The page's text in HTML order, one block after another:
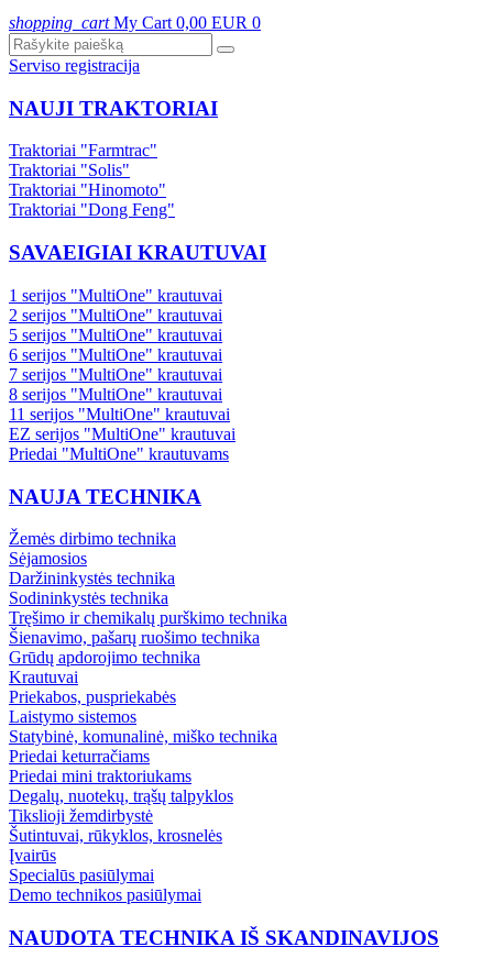
shopping_cart My Cart 0,00 EUR 0
Serviso registracija
NAUJI TRAKTORIAI
Traktoriai "Farmtrac"
Traktoriai "Solis"
Traktoriai "Hinomoto"
Traktoriai "Dong Feng"
SAVAEIGIAI KRAUTUVAI
1 serijos "MultiOne" krautuvai
2 serijos "MultiOne" krautuvai
5 serijos "MultiOne" krautuvai
6 serijos "MultiOne" krautuvai
7 serijos "MultiOne" krautuvai
8 serijos "MultiOne" krautuvai
11 serijos "MultiOne" krautuvai
EZ serijos "MultiOne" krautuvai
Priedai "MultiOne" krautuvams
NAUJA TECHNIKA
Žemės dirbimo technika
Sėjamosios
Daržininkystės technika
Sodininkystės technika
Tręšimo ir chemikalų purškimo technika
Šienavimo, pašarų ruošimo technika
Grūdų apdorojimo technika
Krautuvai
Priekabos, puspriekabės
Laistymo sistemos
Statybinė, komunalinė, miško technika
Priedai keturračiams
Priedai mini traktoriukams
Degalų, nuotekų, trąšų talpyklos
Tikslioji žemdirbystė
Šutintuvai, rūkyklos, krosnelės
Įvairūs
Specialūs pasiūlymai
Demo technikos pasiūlymai
NAUDOTA TECHNIKA IŠ SKANDINAVIJOS